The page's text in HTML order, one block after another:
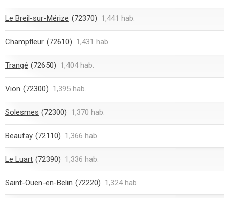
Le Breil-sur-Mérize (72370) 1,441 hab.
Champfleur (72610) 1,431 hab.
Trangé (72650) 1,404 hab.
Vion (72300) 1,395 hab.
Solesmes (72300) 1,370 hab.
Beaufay (72110) 1,366 hab.
Le Luart (72390) 1,336 hab.
Saint-Ouen-en-Belin (72220) 1,324 hab.